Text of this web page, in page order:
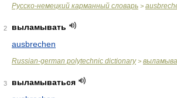
Русско-немецкий карманный словарь >
2
выламывать
ausbrechen
Russian-german polytechnic dictionary>
3
выламываться